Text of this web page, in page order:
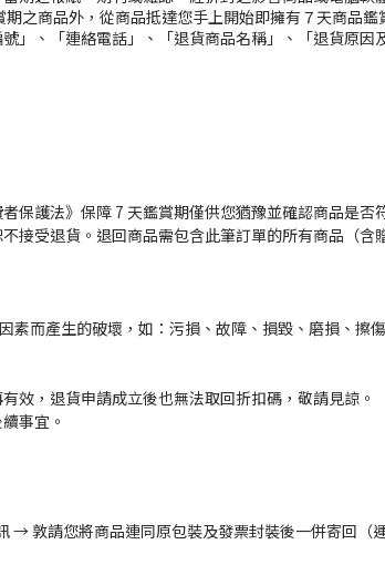
之商品外，從商品抵達您手上開始即擁有７天商品鑑
」、「連絡電話」、「退貨商品名稱」、「退貨原因
保護法》保障 7 天鑑賞期僅供您猶豫並確認商品是否
接受退貨。退回商品需包含此筆訂單的所有商品（含
而產生的破壞，如：污損、故障、損毀、磨損、擦
效，退貨申請成立後也無法取回折扣碼，敬請見諒。
事宜。
敦請您將商品連同原包裝及發票封裝後一併寄回（